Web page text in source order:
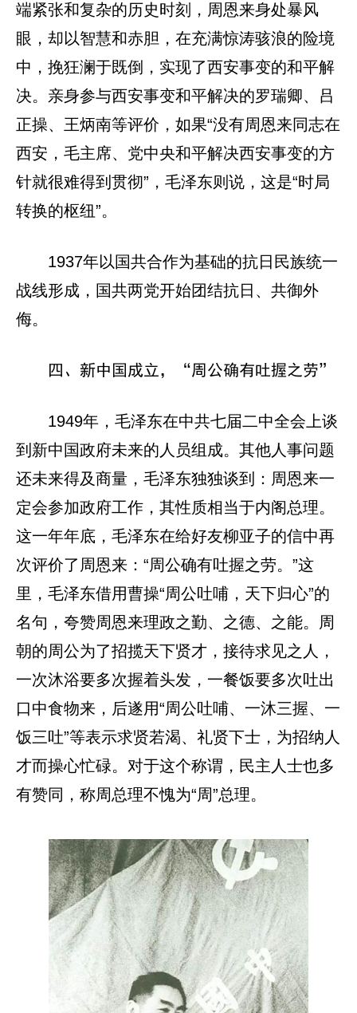
端紧张和复杂的历史时刻，周恩来身处暴风
眼，却以智慧和赤胆，在充满惊涛骇浪的险境
中，挽狂澜于既倒，实现了西安事变的和平解
决。亲身参与西安事变和平解决的罗瑞卿、吕
正操、王炳南等评价，如果“没有周恩来同志在
西安，毛主席、党中央和平解决西安事变的方
针就很难得到贯彻”，毛泽东则说，这是“时局
转换的枢纽”。
1937年以国共合作为基础的抗日民族统一
战线形成，国共两党开始团结抗日、共御外
侮。
四、新中国成立，“周公确有吐握之劳”
1949年，毛泽东在中共七届二中全会上谈
到新中国政府未来的人员组成。其他人事问题
还未来得及商量，毛泽东独独谈到：周恩来一
定会参加政府工作，其性质相当于内阁总理。
这一年年底，毛泽东在给好友柳亚子的信中再
次评价了周恩来：“周公确有吐握之劳。”这
里，毛泽东借用曹操“周公吐哺，天下归心”的
名句，夸赞周恩来理政之勤、之德、之能。周
朝的周公为了招揽天下贤才，接待求见之人，
一次沐浴要多次握着头发，一餐饭要多次吐出
口中食物来，后遂用“周公吐哺、一沐三握、一
饭三吐”等表示求贤若渴、礼贤下士，为招纳人
才而操心忙碌。对于这个称谓，民主人士也多
有赞同，称周总理不愧为“周”总理。